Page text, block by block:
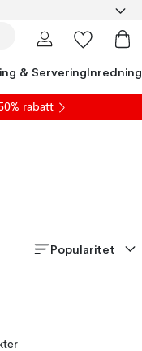
& ServeringInredning
rabatt
Popularitet